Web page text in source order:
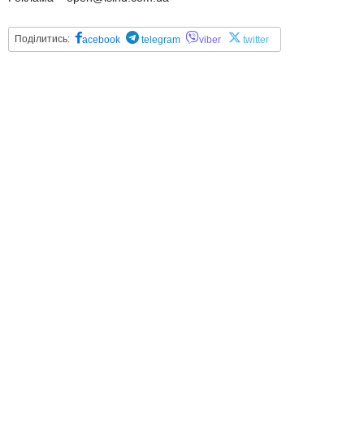
Поділитись: acebook telegram viber twitter